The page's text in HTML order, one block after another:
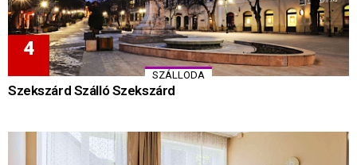
SZÁLLODA
Szekszárd Szálló Szekszárd